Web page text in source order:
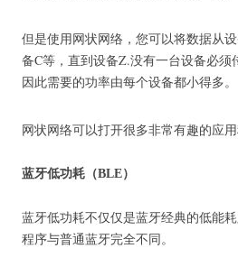
但是使用网状网络，您可以将数据从
备C等，直到设备Z.没有一台设备必须
因此需要的功率由每个设备都小得多。
网状网络可以打开很多非常有趣的应用
蓝牙低功耗（BLE）
蓝牙低功耗不仅仅是蓝牙经典的低能耗
程序与普通蓝牙完全不同。